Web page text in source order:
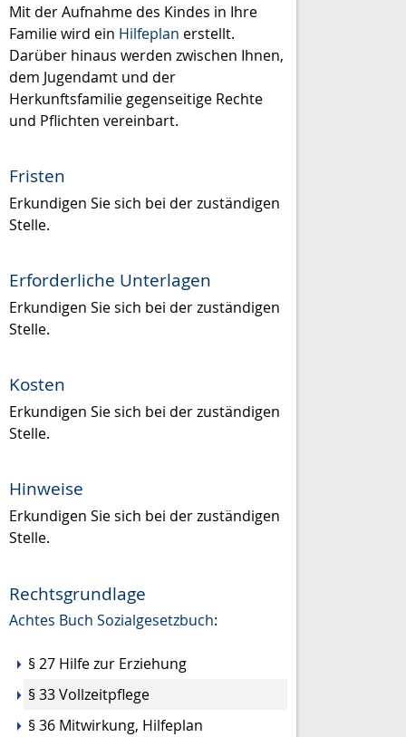
Mit der Aufnahme des Kindes in Ihre
Familie wird ein Hilfeplan erstellt.
Darüber hinaus werden zwischen Ihnen,
dem Jugendamt und der
Herkunftsfamilie gegenseitige Rechte
und Pflichten vereinbart.
Fristen
Erkundigen Sie sich bei der zuständigen
Stelle.
Erforderliche Unterlagen
Erkundigen Sie sich bei der zuständigen
Stelle.
Kosten
Erkundigen Sie sich bei der zuständigen
Stelle.
Hinweise
Erkundigen Sie sich bei der zuständigen
Stelle.
Rechtsgrundlage
Achtes Buch Sozialgesetzbuch:
§ 27 Hilfe zur Erziehung
§ 33 Vollzeitpflege
§ 36 Mitwirkung, Hilfeplan